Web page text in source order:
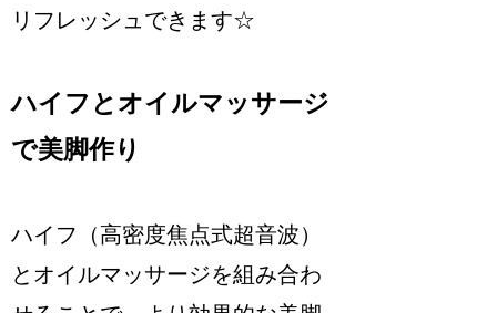
リフレッシュできます☆
ハイフとオイルマッサージ
で美脚作り
ハイフ（高密度焦点式超音波）
とオイルマッサージを組み合わ